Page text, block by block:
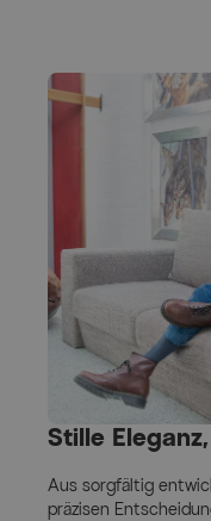
Stille
Aus sorgfältig
präzisen